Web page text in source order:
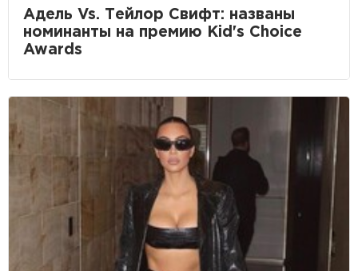
Адель Vs. Тейлор Свифт: названы
номинанты на премию Kid's Choice
Awards